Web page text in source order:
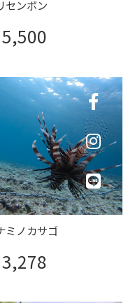
センボン
ミノカサゴ